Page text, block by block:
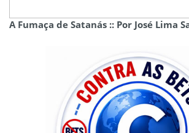
A Fumaça de Satanás :: Por José Lima